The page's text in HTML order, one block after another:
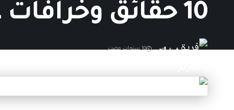
10 حقائق وخرافات عن الرضاعة الطبيعية
فريق التحرير 10 سنوات مضت